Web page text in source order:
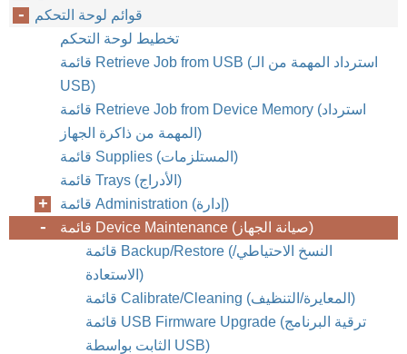
قوائم لوحة التحكم
تخطيط لوحة التحكم
قائمة Retrieve Job from USB (استرداد المهمة من الـ
USB)
قائمة Retrieve Job from Device Memory (استرداد
المهمة من ذاكرة الجهاز)
قائمة Supplies (المستلزمات)
قائمة Trays (الأدراج)
قائمة Administration (إدارة)
قائمة Device Maintenance (صيانة الجهاز)
قائمة Backup/Restore (النسخ الاحتياطي/
الاستعادة)
قائمة Calibrate/Cleaning ‏(المعايرة/التنظيف)
قائمة USB Firmware Upgrade (ترقية البرنامج
الثابت بواسطة USB)